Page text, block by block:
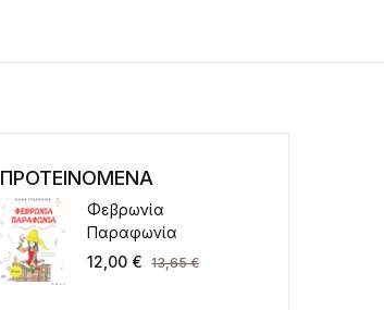
ΠΡΟΤΕΙΝΟΜΕΝΑ
Φεβρωνία
Παραφωνία
12,00 € 13,65€